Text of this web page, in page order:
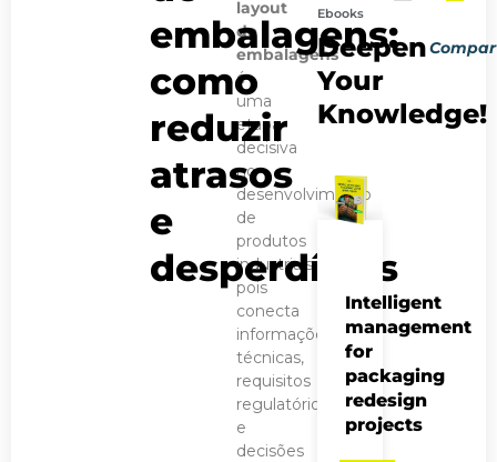
embalagens:
como
reduzir
atrasos
e
desperdícios
layout
de
embalagens
é
uma
etapa
decisiva
no
desenvolvimento
de
produtos
industriais,
pois
conecta
informações
técnicas,
requisitos
regulatórios
e
decisões
Ebooks
Deepen
Your
Knowledge!
Intelligent
management
for
packaging
redesign
projects
Como uma
Rastreabilidade